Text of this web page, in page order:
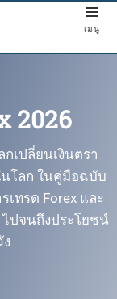
เมนู
2026
เปลี่ยนเงินตรา
โลก ในคู่มือฉบับ
ทรด Forex และ
ไปจนถึงประโยชน์